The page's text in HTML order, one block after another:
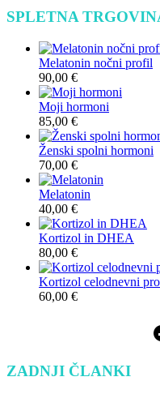
SPLETNA
Melatonin nočni profil
90,00 €
Moji hormoni
85,00 €
Ženski spolni hormoni
70,00 €
Melatonin
40,00 €
Kortizol in DHEA
80,00 €
Kortizol celodnevni
60,00 €
ZADNJI ČLANKI